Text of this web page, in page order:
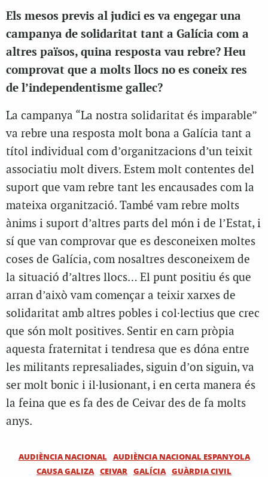
Els mesos previs al judici es va engegar una
campanya de solidaritat tant a Galícia com a
altres països, quina resposta vau rebre? Heu
comprovat que a molts llocs no es coneix res
de l’independentisme gallec?
La campanya “La nostra solidaritat és imparable”
va rebre una resposta molt bona a Galícia tant a
títol individual com d’organitzacions d’un teixit
associatiu molt divers. Estem molt contentes del
suport que vam rebre tant les encausades com la
mateixa organització. També vam rebre molts
ànims i suport d’altres parts del món i de l’Estat, i
sí que van comprovar que es desconeixen moltes
coses de Galícia, com nosaltres desconeixem de
la situació d’altres llocs… El punt positiu és que
arran d’això vam començar a teixir xarxes de
solidaritat amb altres pobles i col·lectius que crec
que són molt positives. Sentir en carn pròpia
aquesta fraternitat i tendresa que es dóna entre
les militants represaliades, siguin d’on siguin, va
ser molt bonic i il·lusionant, i en certa manera és
la feina que es fa des de Ceivar des de fa molts
anys.
AUDIÈNCIA NACIONAL
AUDIÈNCIA NACIONAL ESPANYOLA
CAUSA GALIZA CEIVAR GALÍCIA GUÀRDIA CIVIL